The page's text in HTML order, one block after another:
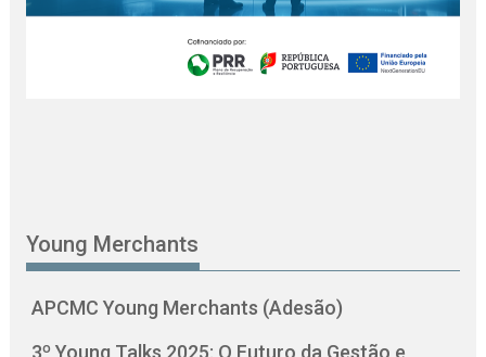
Young Merchants
APCMC Young Merchants (Adesão)
3º Young Talks 2025: O Futuro da Gestão e